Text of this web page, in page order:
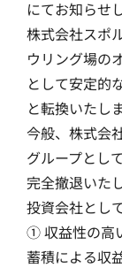
にてお知らせ
株式会社スポ
ウリング場の
として安定的
と転換いたし
今般、株式会
グループとし
完全撤退いた
投資会社とし
① 収益性の高
蓄積による収